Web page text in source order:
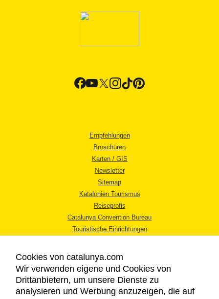
Empfehlungen
Broschüren
Karten / GIS
Newsletter
Sitemap
Katalonien Tourismus
Reiseprofis
Catalunya Convention Bureau
Touristische Einrichtungen
Cookies von catalunya.com
Wir verwenden eigene und Cookies von
Drittanbietern, um unsere Dienste zu
analysieren und Werbung anzuzeigen, die auf